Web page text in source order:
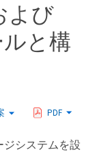
よび
ルと構
PDF
ジシステムを設